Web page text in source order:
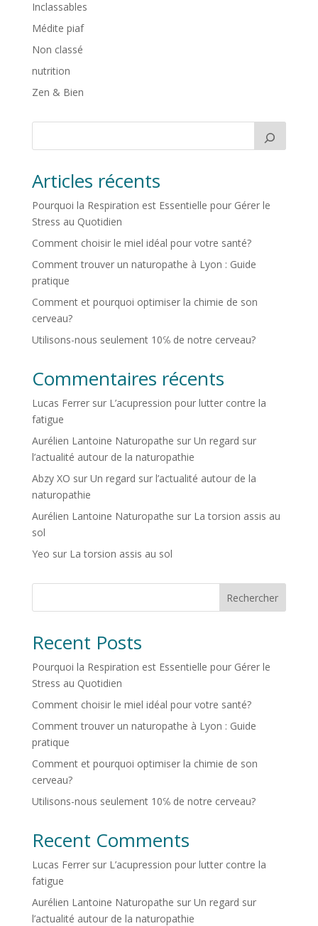
Inclassables
Médite piaf
Non classé
nutrition
Zen & Bien
Articles récents
Pourquoi la Respiration est Essentielle pour Gérer le
Stress au Quotidien
Comment choisir le miel idéal pour votre santé?
Comment trouver un naturopathe à Lyon : Guide
pratique
Comment et pourquoi optimiser la chimie de son
cerveau?
Utilisons-nous seulement 10℅ de notre cerveau?
Commentaires récents
Lucas Ferrersur L’acupression pour lutter contre la
fatigue
Aurélien Lantoine Naturopathe sur Un regard sur
l’actualité autour de la naturopathie
Abzy XO sur Un regard sur l’actualité autour de la
naturopathie
Aurélien Lantoine Naturopathe sur La torsion assis au
sol
Yeo sur La torsion assis au sol
Rechercher
Recent Posts
Pourquoi la Respiration est Essentielle pour Gérer le
Stress au Quotidien
Comment choisir le miel idéal pour votre santé?
Comment trouver un naturopathe à Lyon : Guide
pratique
Comment et pourquoi optimiser la chimie de son
cerveau?
Utilisons-nous seulement 10℅ de notre cerveau?
Recent Comments
Lucas Ferrersur L’acupression pour lutter contre la
fatigue
Aurélien Lantoine Naturopathe sur Un regard sur
l’actualité autour de la naturopathie